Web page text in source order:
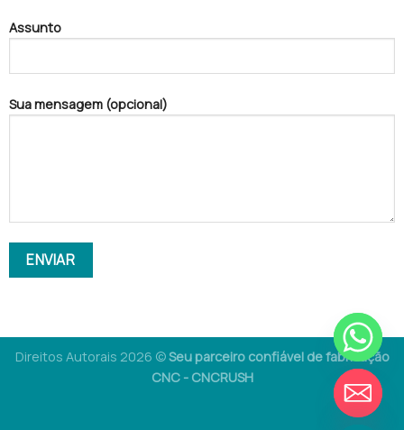
Assunto
Sua mensagem (opcional)
Direitos Autorais 2026 ©Seu parceiro confiável de fabricação
CNC - CNCRUSH
ESCONDER
CHATY